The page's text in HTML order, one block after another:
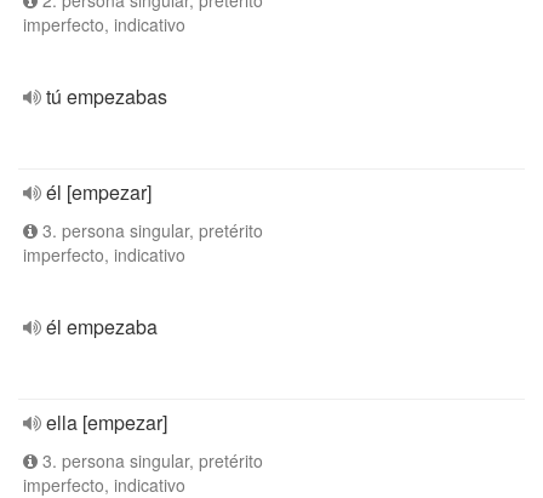
imperfecto, indicativo
tú empezabas
él [empezar]
3. persona singular, pretérito
imperfecto, indicativo
él empezaba
ella [empezar]
3. persona singular, pretérito
imperfecto, indicativo